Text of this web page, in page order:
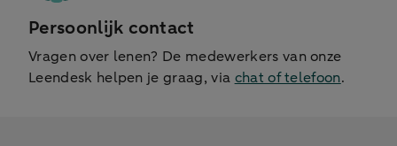
Persoonlijk contact
Vragen over lenen? De medewerkers van onze
Leendesk helpen je graag, via chat of telefoon.